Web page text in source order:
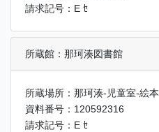
請求記号：E ｾ
所蔵館：那珂湊図書館
所蔵場所：那珂湊-児童室-絵本
資料番号：120592316
請求記号：E ｾ